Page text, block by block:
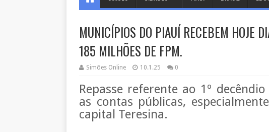
MUNICÍPIOS DO PIAUÍ RECEBEM HOJE
185 MILHÕES DE FPM.
Simões Online 10.1.25 0
Repasse referente ao 1º
as contas públicas,
capital Teresina.